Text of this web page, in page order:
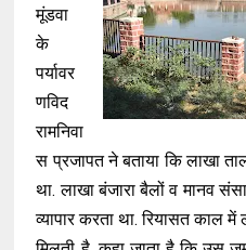
मूंडवा
के
पर्यावर
णविद
रामनिवा
स प्रजापत ने बताया कि लाखा
था. लाखा बंजारा बैलों व मानव
व्यापार करता था. रियासत काल